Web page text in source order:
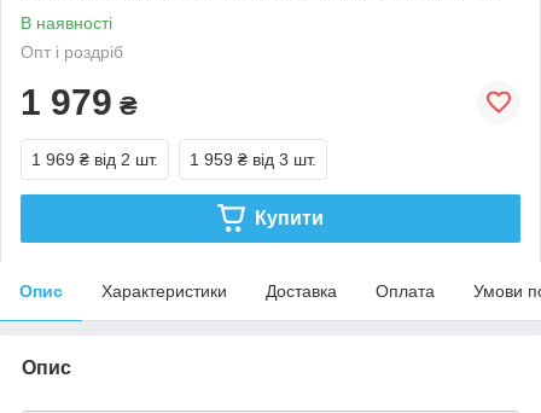
В наявності
Опт і роздріб
1 979 ₴
1 969 ₴ від 2 шт. 1 959 ₴ від 3 шт.
Купити
Опис Характеристики Доставка Оплата Умови
Опис